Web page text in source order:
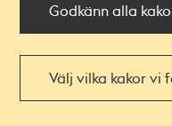
Godkänn alla
Välj vilka kakor vi